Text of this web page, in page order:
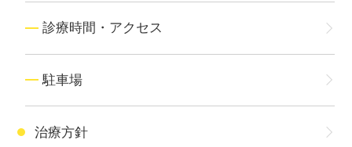
診療時間・アクセス
駐車場
治療方針